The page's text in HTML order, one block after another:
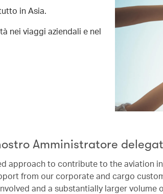
in Asia.
nei viaggi aziendali e nel
Amministratore
approach to contribute to the aviation
from our corporate and cargo
and a substantially larger